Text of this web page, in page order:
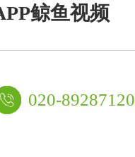
鲸鱼视频
020-89287120